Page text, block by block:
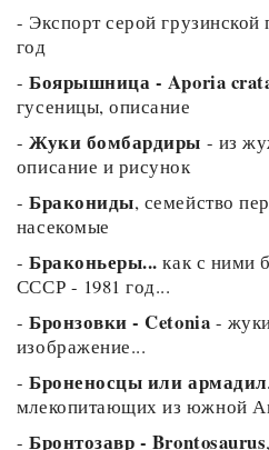
- Экспорт серой грузинской
год
- Боярышница - Aporia
гусеницы, описание
- Жуки бомбардиры - из
описание и рисунок
- Бракониды, семейство
насекомые
- Браконьеры... как с ними
СССР - 1981 год...
- Бронзовки - Cetonia -
изображение...
- Броненосцы или
млекопитающих из южной
- Бронтозавр - Brontosaurus